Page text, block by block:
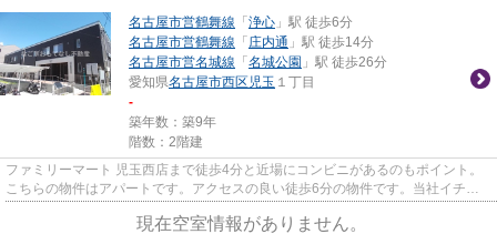
名古屋市営鶴舞線 「 浄心 」駅 徒歩6分
名古屋市営鶴舞線 「 庄内通 」駅 徒歩14分
名古屋市営名城線 「 名城公園 」駅 徒歩26分
愛知県名古屋市西区 児玉 １丁目
-
築年数：築9年
階数：2階建
ファミリーマート 児玉西店まで徒歩4分と近場にコンビニがあるのもポイント。
こちらの物件はアパートです。アクセスの良い徒歩6分の物件です。当社イチオ
現在空室情報がありません。